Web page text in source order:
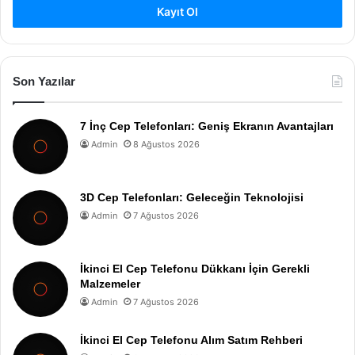
Kayıt Ol
Son Yazılar
7 İnç Cep Telefonları: Geniş Ekranın Avantajları
Admin 8 Ağustos 2026
3D Cep Telefonları: Geleceğin Teknolojisi
Admin 7 Ağustos 2026
İkinci El Cep Telefonu Dükkanı İçin Gerekli
Malzemeler
Admin 7 Ağustos 2026
İkinci El Cep Telefonu Alım Satım Rehberi